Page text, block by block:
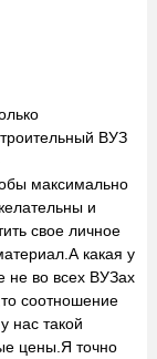
ВУЗ
максимально
и
свое личное
какая у
не во всех ВУЗах
соотношение
нас такой
цены.Я точно